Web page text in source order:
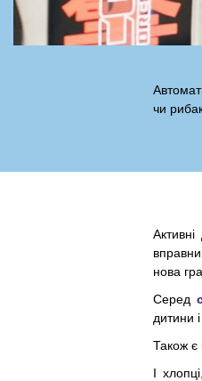
чи
нова
Серед
дитини
Також є
І